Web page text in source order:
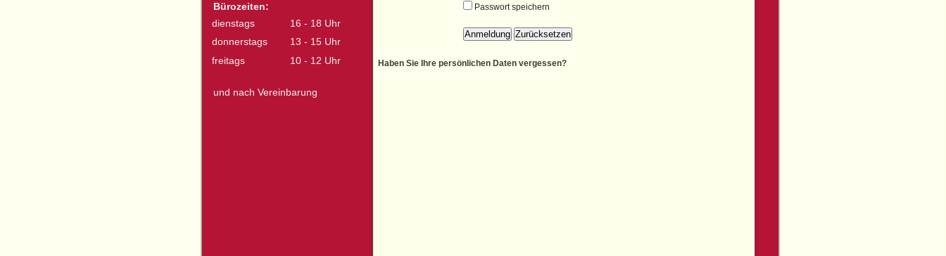
Bürozeiten:
dienstags
16 - 18 Uhr
donnerstags
13 - 15 Uhr
freitags
10 - 12 Uhr
und nach Vereinbarung
Passwort speichern
Haben Sie Ihre persönlichen Daten vergessen?